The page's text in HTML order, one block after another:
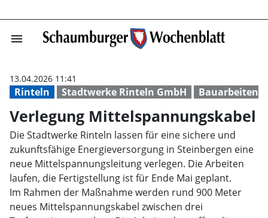
menu Verlegung
Rinteln Stadtwerke Rinteln GmbH Bauarbeiten
13.04.2026 11:41
Verlegung Mittelspannungskabel
Die Stadtwerke Rinteln lassen für eine sichere und
zukunftsfähige Energieversorgung in Steinbergen eine
neue Mittelspannungsleitung verlegen. Die Arbeiten
laufen, die Fertigstellung ist für Ende Mai geplant.
Im Rahmen der Maßnahme werden rund 900 Meter
neues Mittelspannungskabel zwischen drei